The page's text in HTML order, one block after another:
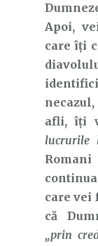
Apoi,
care îți
afli, îți
lucrurile
care vei
că
„prin